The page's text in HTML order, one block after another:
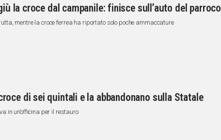
la croce dal campanile: finisce sull’auto del parroco
mentre la croce ferrea ha riportato solo poche ammaccature
di sei quintali e la abbandonano sulla Statale
in un’officina per il restauro